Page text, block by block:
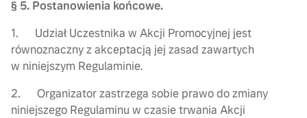
§ 5. Postanowienia końcowe.
1. Udział Uczestnika w Akcji Promocyjnej jest
równoznaczny z akceptacją jej zasad zawartych
w niniejszym Regulaminie.
2. Organizator zastrzega sobie prawo do zmiany
niniejszego Regulaminu w czasie trwania Akcji